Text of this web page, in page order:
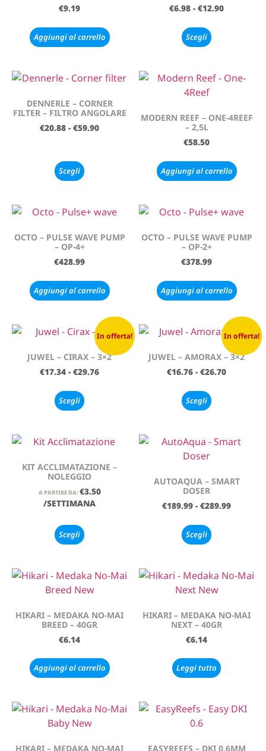
€9.19
Aggiungi al carrello
€6.98 - €12.90
Scegli
DENNERLE – CORNER
FILTER – FILTRO ANGOLARE
€20.88 - €59.90
Scegli
MODERN REEF – ONE-4REEF
– 2,5L
€58.50
Aggiungi al carrello
OCTO – PULSE WAVE PUMP
– OP-4+
€428.99
Aggiungi al carrello
OCTO – PULSE WAVE PUMP
– OP-2+
€378.99
Aggiungi al carrello
In offerta!
JUWEL – CIRAX – 3×2
€17.34 - €29.76
Scegli
In offerta!
JUWEL – AMORAX – 3×2
€16.76 - €26.70
Scegli
KIT ACCLIMATAZIONE –
NOLEGGIO
A PARTIRE DA: €3.50
/SETTIMANA
Scegli
AUTOAQUA – SMART
DOSER
€189.99 - €289.99
Scegli
HIKARI – MEDAKA NO-MAI
BREED – 40GR
€6.14
Aggiungi al carrello
HIKARI – MEDAKA NO-MAI
NEXT – 40GR
€6.14
Leggi tutto
HIKARI – MEDAKA NO-MAI EASYREEFS – DKI 0,6MM